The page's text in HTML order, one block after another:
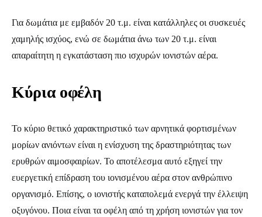
Για δωμάτια με εμβαδόν 20 τ.μ. είναι κατάλληλες οι συσκευές
χαμηλής ισχύος, ενώ σε δωμάτια άνω των 20 τ.μ. είναι
απαραίτητη η εγκατάσταση πιο ισχυρών ιονιστών αέρα.
Κύρια οφέλη
Το κύριο θετικό χαρακτηριστικό των αρνητικά φορτισμένων
μορίων ανιόντων είναι η ενίσχυση της δραστηριότητας των
ερυθρών αιμοσφαιρίων. Το αποτέλεσμα αυτό εξηγεί την
ευεργετική επίδραση του ιονισμένου αέρα στον ανθρώπινο
οργανισμό. Επίσης, ο ιονιστής καταπολεμά ενεργά την έλλειψη
οξυγόνου. Ποια είναι τα οφέλη από τη χρήση ιονιστών για τον